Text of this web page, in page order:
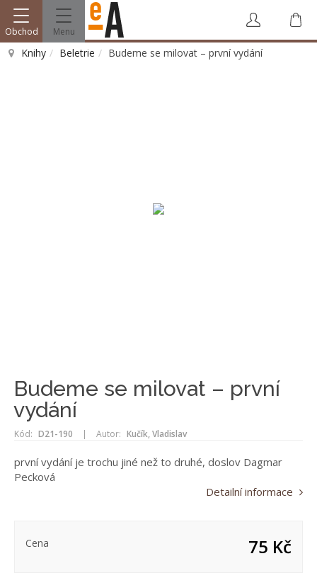
Obchod Menu
Knihy Beletrie Budeme se milovat – první vydání
Budeme se milovat – první
vydání
Kód: D21-190 | Autor: Kučík, Vladislav
první vydání je trochu jiné než to druhé, doslov Dagmar
Pecková
Detailní informace
Cena 75 Kč